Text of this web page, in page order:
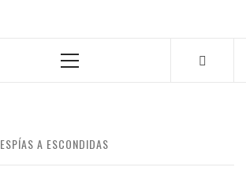
Menú
ESPÍAS A ESCONDIDAS